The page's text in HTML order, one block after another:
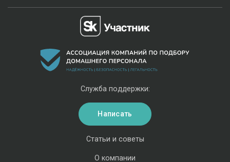
Статьи и советы
О компании
Служба поддержки:
Написать